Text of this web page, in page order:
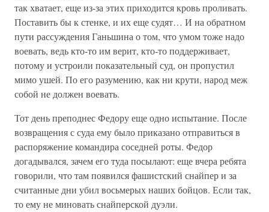
так хватает, еще из-за этих приходится кровь проливать.
Поставить бы к стенке, и их еще судят… И на обратном
пути рассуждения Ганьшина о том, что умом тоже надо
воевать, ведь кто-то им верит, кто-то поддерживает,
потому и устроили показательный суд, он пропустил
мимо ушей. По его разумению, как ни крути, народ меж
собой не должен воевать.
Тот день преподнес Федору еще одно испытание. После
возвращения с суда ему было приказано отправиться в
распоряжение командира соседней роты. Федор
догадывался, зачем его туда посылают: еще вчера ребята
говорили, что там появился фашистский снайпер и за
считанные дни убил восьмерых наших бойцов. Если так,
то ему не миновать снайперской дуэли.